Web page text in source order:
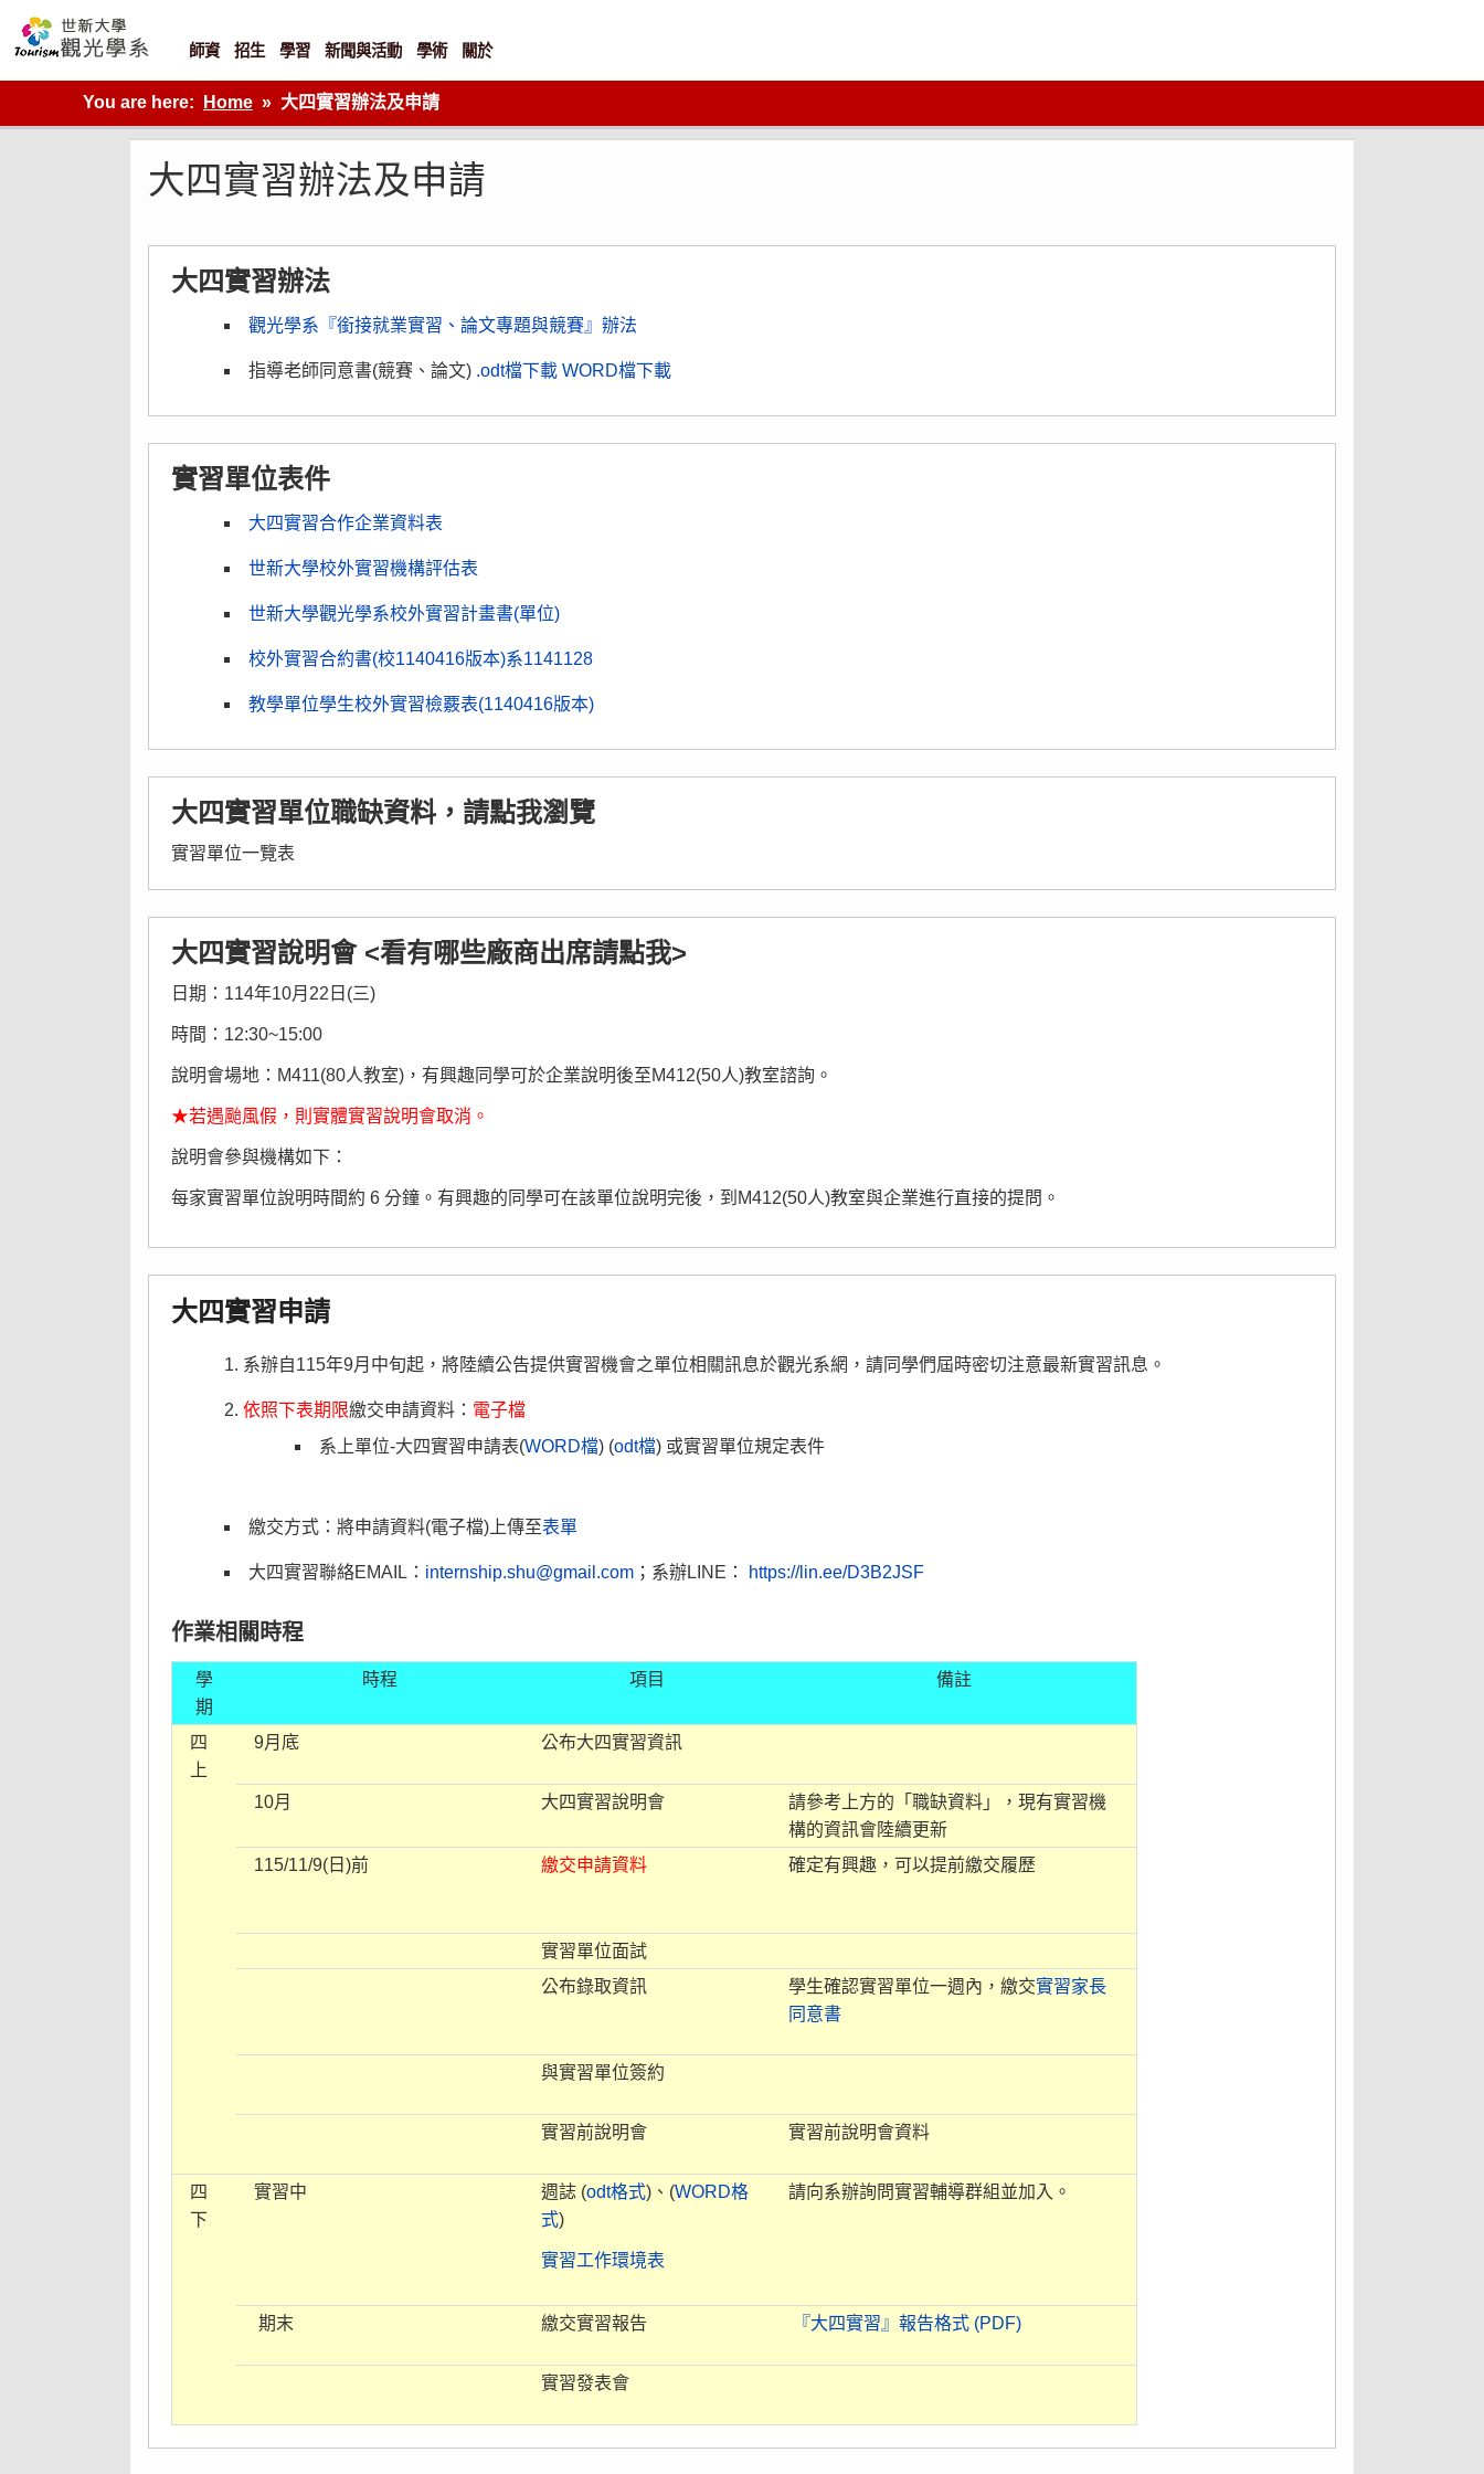
content
世新大學觀光學系網站
師資 招生 學習 新聞與活動 學術 關於
You are here: Home 大四實習辦法及申請
大四實習辦法及申請
大四實習辦法
觀光學系『銜接就業實習、論文專題與競賽』辦法
指導老師同意書(競賽、論文) .odt檔下載 WORD檔下載
實習單位表件
大四實習合作企業資料表
世新大學校外實習機構評估表
世新大學觀光學系校外實習計畫書(單位)
校外實習合約書(校1140416版本)系1141128
教學單位學生校外實習檢覈表(1140416版本)
大四實習單位職缺資料，請點我瀏覽
實習單位一覽表
大四實習說明會 <看有哪些廠商出席請點我>
日期：114年10月22日(三)
時間：12:30~15:00
說明會場地：M411(80人教室)，有興趣同學可於企業說明後至M412(50人)教室諮詢。
★若遇颱風假，則實體實習說明會取消。
說明會參與機構如下：
每家實習單位說明時間約 6 分鐘。有興趣的同學可在該單位說明完後，到M412(50人)教室與企業進行直接的提問。
大四實習申請
系辦自115年9月中旬起，將陸續公告提供實習機會之單位相關訊息於觀光系網，請同學們屆時密切注意最新實習訊息。
依照下表期限繳交申請資料： 電子檔
系上單位-大四實習申請表(WORD檔) (odt檔) 或實習單位規定表件
繳交方式：將申請資料(電子檔)上傳至表單
大四實習聯絡EMAIL： internship.shu@gmail.com ；系辦LINE： https://lin.ee/D3B2JSF
作業相關時程
學
期
時程 項目 備註
四
上
9月底 公布大四實習資訊
10月 大四實習說明會
請參考上方的「職缺資料」，現有實習機
構的資訊會陸續更新
115/11/9(日)前
繳交申請資料 確定有興趣，可以提前繳交履歷
實習單位面試
公布錄取資訊
學生確認實習單位一週內，繳交實習家長
同意書
與實習單位簽約
實習前說明會 實習前說明會資料
四
下
實習中 週誌 (odt格式)、(WORD格
式)
實習工作環境表
請向系辦詢問實習輔導群組並加入。
期末 繳交實習報告 『大四實習』報告格式 (PDF)
實習發表會